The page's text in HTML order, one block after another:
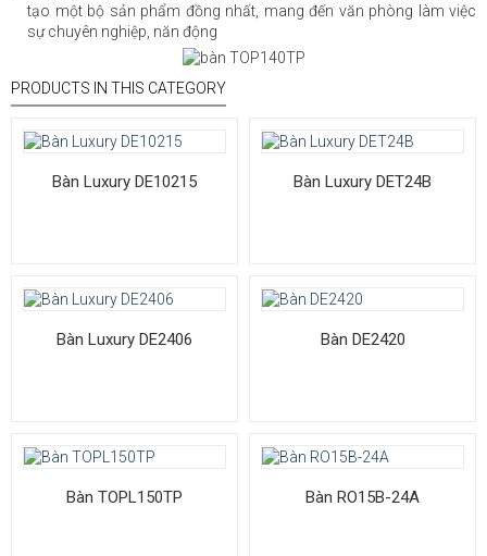
tạo một bộ sản phẩm đồng nhất, mang đến văn phòng làm việc
sự chuyên nghiệp, năn động
PRODUCTS IN THIS CATEGORY
Bàn Luxury DE10215 Bàn Luxury DET24B
Bàn Luxury DE2406 Bàn DE2420
Bàn TOPL150TP Bàn RO15B-24A